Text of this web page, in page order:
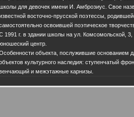
для девочек имени И. Амброзиус. Свое
восточно-прусской поэтессы,
освоившей поэтическое
1991 г. в здании школы на ул. Комсомольской, 3,
центр.
объекта, послужившие основанием
культурного наследия: ступенчатый
и межэтажные карнизы.